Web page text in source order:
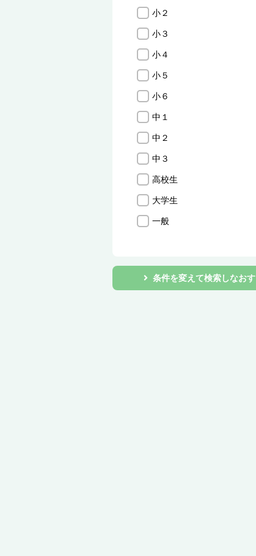
小２
小３
小４
小５
小６
中１
中２
中３
高校生
大学生
一般
条件を変えて検索しなおす